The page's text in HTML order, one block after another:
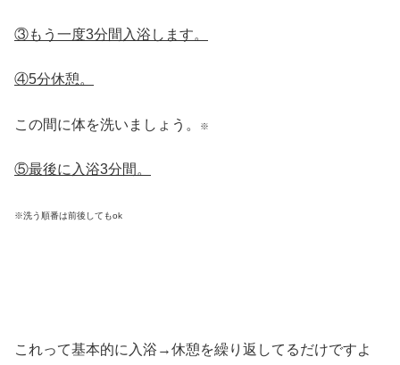
③もう一度3分間入浴します。
④5分休憩。
この間に体を洗いましょう。 ※
⑤最後に入浴3分間。
※洗う順番は前後してもok
これって基本的に入浴→休憩を繰り返してるだけですよ